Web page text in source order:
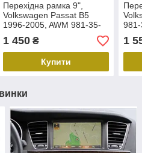
Перехідна рамка 9",
Volkswagen Passat B5
1996-2005, AWM 981-35-
043
1 450₴
Купити
1